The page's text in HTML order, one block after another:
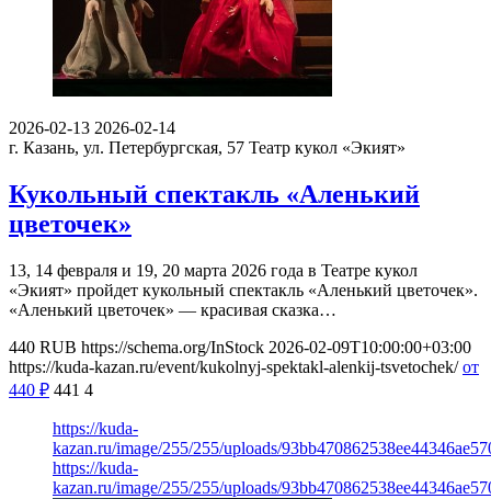
2026-02-13 2026-02-14
г. Казань, ул. Петербургская, 57 Театр кукол «Экият»
Кукольный спектакль «Аленький
цветочек»
13, 14 февраля и 19, 20 марта 2026 года в Театре кукол
«Экият» пройдет кукольный спектакль «Аленький цветочек».
«Аленький цветочек» — красивая сказка…
440 RUB https://schema.org/InStock 2026-02-09T10:00:00+03:00
https://kuda-kazan.ru/event/kukolnyj-spektakl-alenkij-tsvetochek/ от
440 ₽ 441 4
https://kuda-
kazan.ru/image/255/255/uploads/
https://kuda-
kazan.ru/image/255/255/uploads/